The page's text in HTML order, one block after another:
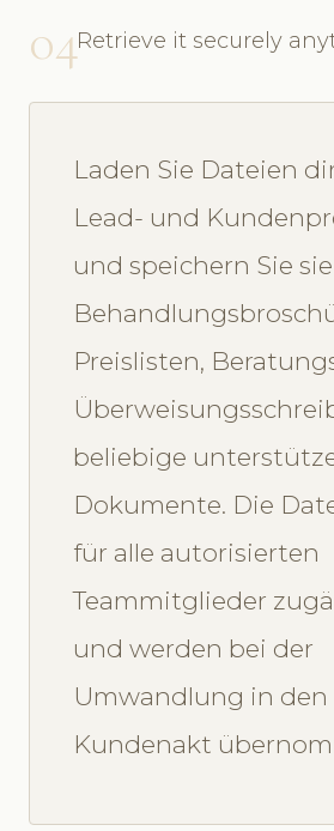
04Retrieve it securely
Laden Sie Dateien
Lead- und
und speichern Sie
Preislisten,
beliebige
Dokumente. Die
für alle autorisierten
Teammitglieder
und werden bei der
Umwandlung in den
Kundenakt